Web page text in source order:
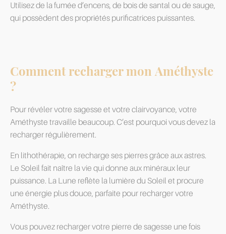
Utilisez de la fumée d’encens, de bois de santal ou de sauge,
qui possèdent des propriétés purificatrices puissantes.
Comment recharger mon Améthyste
?
Pour révéler votre sagesse et votre clairvoyance, votre
Améthyste travaille beaucoup. C’est pourquoi vous devez la
recharger régulièrement.
En lithothérapie, on recharge ses pierres grâce aux astres.
Le Soleil fait naître la vie qui donne aux minéraux leur
puissance. La Lune reflète la lumière du Soleil et procure
une énergie plus douce, parfaite pour recharger votre
Améthyste.
Vous pouvez recharger votre pierre de sagesse une fois